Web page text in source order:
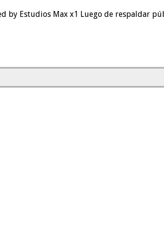
by Estudios Max x1 Luego de respaldar